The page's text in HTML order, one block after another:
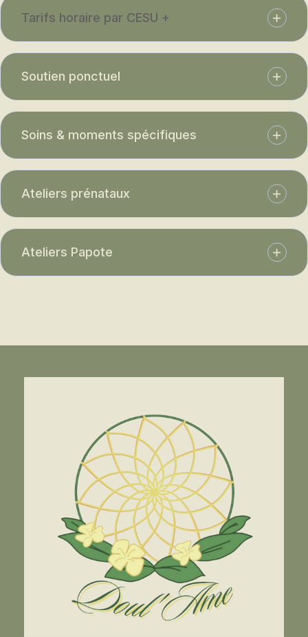
Tarifs horaire par CESU +
Soutien ponctuel
Soins & moments spécifiques
Ateliers prénataux
Ateliers Papote